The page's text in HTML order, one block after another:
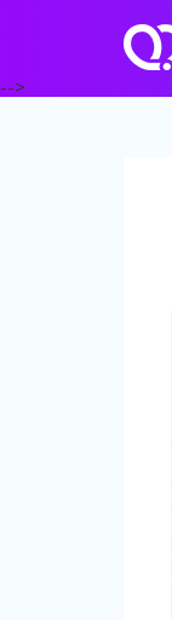
-->